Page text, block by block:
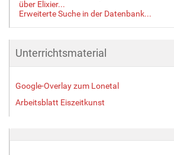
über Elixier...
Erweiterte Suche in der Datenbank...
Unterrichtsmaterial
Google-Overlay zum Lonetal
Arbeitsblatt Eiszeitkunst